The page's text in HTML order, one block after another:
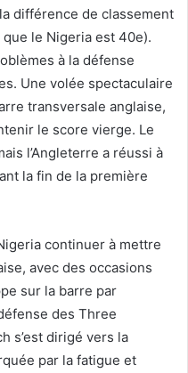
différence de classement
que le Nigeria est 40e).
à la défense
Une volée spectaculaire
transversale anglaise,
le score vierge. Le
l’Angleterre a réussi à
la fin de la première
continuer à mettre
avec des occasions
sur la barre par
des Three
s’est dirigé vers la
par la fatigue et